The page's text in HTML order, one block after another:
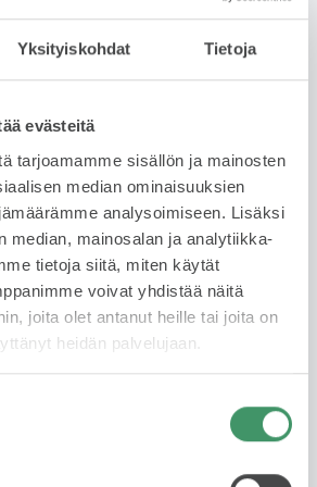
Yksityiskohdat Tietoja
evästeitä
tarjoamamme sisällön ja mainosten
median ominaisuuksien
analysoimiseen. Lisäksi
median, mainosalan ja analytiikka-
tietoja siitä, miten käytät
voivat yhdistää näitä
joita olet antanut heille tai joita on
heidän palvelujaan.
kustannukset useaan erään ja
sopivassa aikataulussa. Joustava
hakeminen on helppoa ja nopea
saman tien. Huomioithan, että
hyväksyttyä luottopäätöstä.
on fiksu valinta, jos haluat ajaa
pitkäksi aikaa. Sopimuskausi